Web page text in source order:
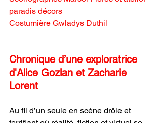
paradis décors
Costumière Gwladys Duthil
Chronique d’une exploratrice
d'Alice Gozlan et Zacharie
Lorent
Au fil d’un seule en scène drôle et